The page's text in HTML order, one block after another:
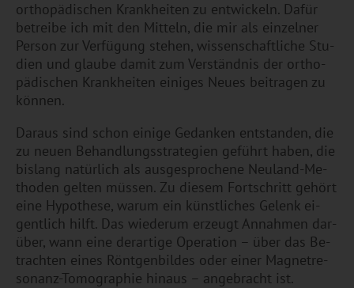
or­tho­pä­di­schen Krank­hei­ten zu ent­wi­ckeln. Dafür
be­trei­be ich mit den Mit­teln, die mir als ein­zel­ner
Per­son zur Ver­fü­gung ste­hen, wis­sen­schaft­li­che Stu­
di­en und glau­be damit zum Ver­ständ­nis der or­tho­
pä­di­schen Krank­hei­ten ei­ni­ges Neues bei­tra­gen zu
kön­nen.
Dar­aus sind schon ei­ni­ge Ge­dan­ken ent­stan­den, die
zu neuen Be­hand­lungs­stra­te­gi­en ge­führt haben, die
bis­lang na­tür­lich als aus­ge­spro­che­ne Neu­land-Me­
tho­den gel­ten müs­sen. Zu die­sem Fort­schritt ge­hört
eine Hy­po­the­se, warum ein künst­li­ches Ge­lenk ei­
gent­lich hilft. Das wie­der­um er­zeugt An­nah­men dar­
über, wann eine der­ar­ti­ge Ope­ra­ti­on – über das Be­
trach­ten eines Rönt­gen­bil­des oder einer Ma­gnet­re­
so­nanz-To­mo­gra­phie hin­aus – an­ge­bracht ist.